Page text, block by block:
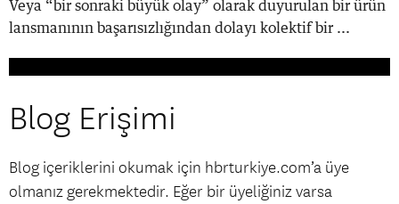
Veya “bir sonraki büyük olay” olarak duyurulan bir ürün
lansmanının başarısızlığından dolayı kolektif bir ...
Blog Erişimi
Blog içeriklerini okumak için hbrturkiye.com’a üye
olmanız gerekmektedir. Eğer bir üyeliğiniz varsa